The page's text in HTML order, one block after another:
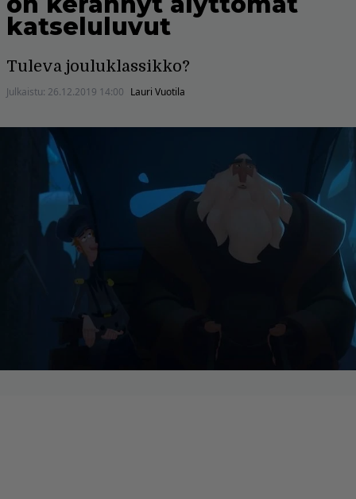
katseluluvut
Tuleva jouluklassikko?
Julkaistu: 26.12.2019 14:00 Lauri Vuotila